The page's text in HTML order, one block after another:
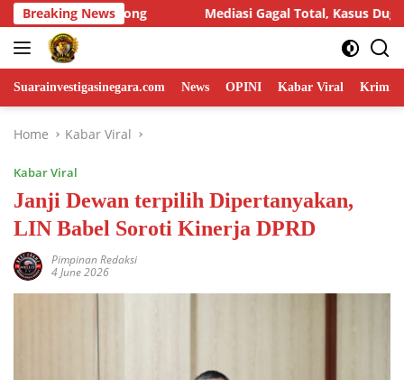
Skip
to
content
Breaking News
Gagal Total, Kasus Dugaan Penggelapan Honda HR-V Rp130
Suarainvestigasinegara.com News OPINI Kabar Viral
Home Kabar Viral
Kabar Viral
Janji Dewan terpilih Dipertanyakan,
LIN Babel Soroti Kinerja DPRD
Pimpinan Redaksi
4 June 2026